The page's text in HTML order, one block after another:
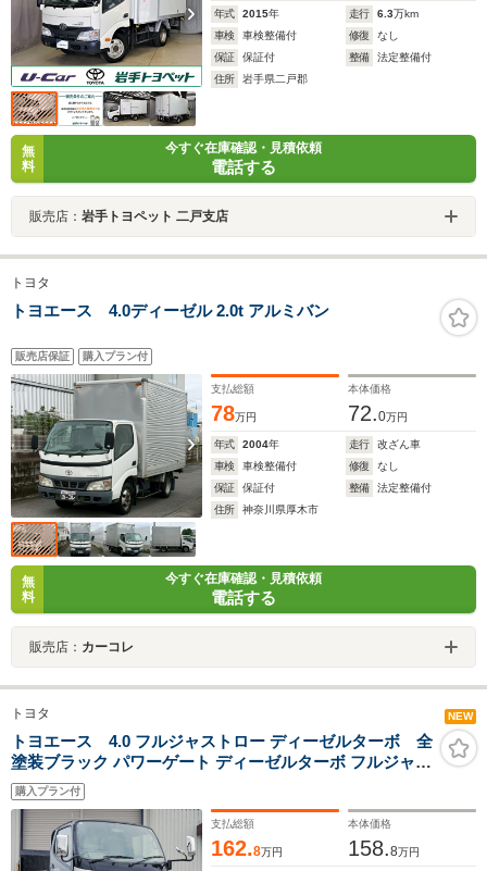
年式 2015年 走行 6.3万km
車検
車検整備付 修復
なし
保証
保証付 整備
法定整備付
住所
岩手県二戸郡
無
料
今すぐ在庫確認・見積依頼
電話する
販売店： 岩手トヨペット 二戸支店
トヨタ
トヨエース 4.0ディーゼル 2.0t アルミバン
販売店保証 購入プラン付
支払総額
78万円
本体価格
72.0万円
年式 2004年 走行
改ざん車
車検
車検整備付 修復
なし
保証
保証付 整備
法定整備付
住所
神奈川県厚木市
無
料
今すぐ在庫確認・見積依頼
電話する
販売店： カーコレ
トヨタ NEW
トヨエース 4.0 フルジャストロー ディーゼルターボ 全
塗装ブラック パワーゲート ディーゼルターボ フルジャス
トロー リヤWタイヤ 最大積載量2トン 総重量4735kg 型式
BDG-XZU508
購入プラン付
支払総額
162.8万円
本体価格
158.8万円